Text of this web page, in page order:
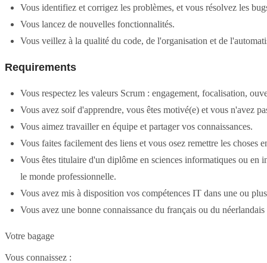
Vous identifiez et corrigez les problèmes, et vous résolvez les
Vous lancez de nouvelles fonctionnalités.
Vous veillez à la qualité du code, de l'organisation et de
Requirements
Vous respectez les valeurs Scrum : engagement, focalisation,
Vous avez soif d'apprendre, vous êtes motivé(e) et vous n'avez
Vous aimez travailler en équipe et partager vos connaissances.
Vous faites facilement des liens et vous osez remettre les choses
Vous êtes titulaire d'un diplôme en sciences informatiques ou en
le monde professionnelle.
Vous avez mis à disposition vos compétences IT dans une ou
Vous avez une bonne connaissance du français ou du
Votre bagage
Vous connaissez :